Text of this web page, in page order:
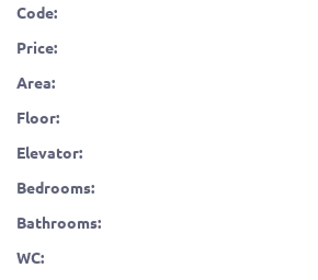
Code:
Price:
Area:
Floor:
Elevator:
Bedrooms:
Bathrooms:
WC: